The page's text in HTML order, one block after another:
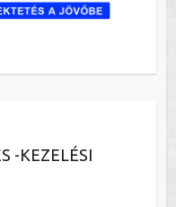
-KEZELÉSI